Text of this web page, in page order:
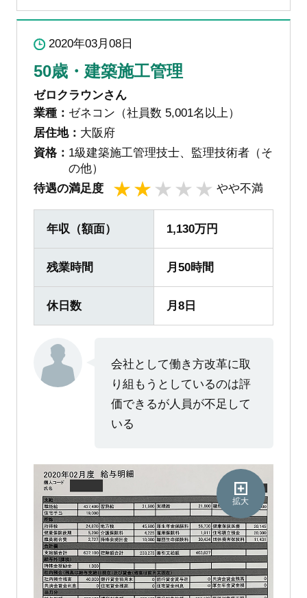
2020年03月08日
50歳・建築施工管理
ゼロクラウンさん
業種： ゼネコン（社員数 5,001名以上）
居住地： 大阪府
資格： 1級建築施工管理技士、監理技術者（そ
の他）
待遇の満足度
やや不満
年収（額面） 1,130万円
残業時間 月50時間
休日数 月8日
会社として働き方改革に取
り組もうとしているのは評
価できるが人員が不足して
いる
拡大